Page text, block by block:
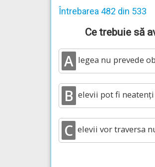
Întrebarea 482 din 533
Ce trebuie să
A legea nu prevede
B elevii pot fi
C elevii vor traversa